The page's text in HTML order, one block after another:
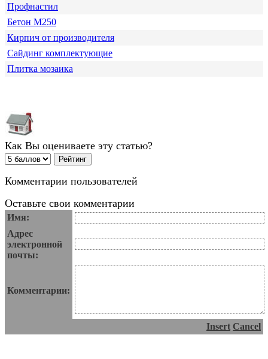
Профнастил
Бетон М250
Кирпич от производителя
Сайдинг комплектующие
Плитка мозаика
Как Вы оцениваете эту статью?
Комментарии пользователей
Оставьте свои комментарии
Имя:
Адрес
электронной
почты:
Комментарии:
Insert Cancel